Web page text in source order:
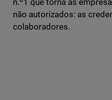
n.º1 que torna as
não autorizados: as
colaboradores.